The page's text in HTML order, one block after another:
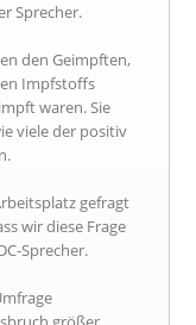
Sprecher.
den Geimpften,
Impfstoffs
waren. Sie
viele der positiv
gefragt
wir diese Frage
Sprecher.